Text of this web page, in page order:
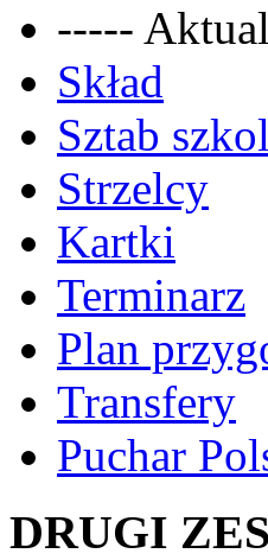
-----
Skład
Sztab
Strzelcy
Kartki
Terminarz
Plan
Transfery
Puchar
DRUGI